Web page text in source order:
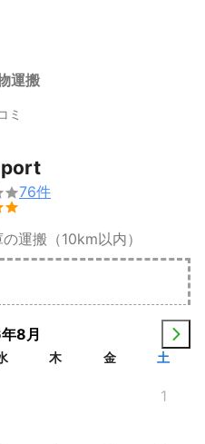
運搬
ミ
76件
運搬（10km以内）
8月
木 金 土
1